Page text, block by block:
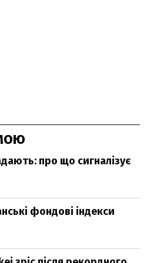
про що сигналізує
фондові індекси